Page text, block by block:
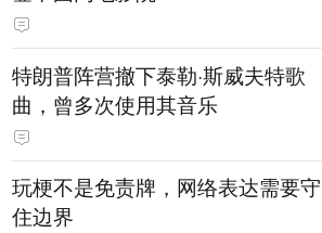
特朗普阵营撤下泰勒·斯威夫特歌
曲，曾多次使用其音乐
玩梗不是免责牌，网络表达需要守
住边界